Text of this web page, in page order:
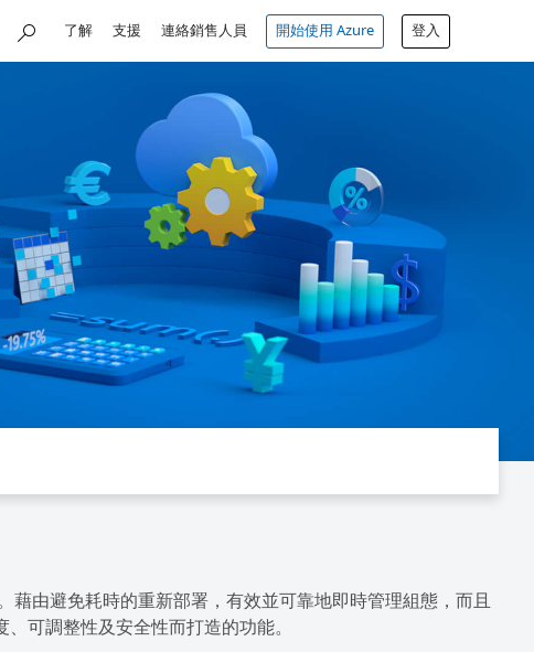
了解 支援 連絡銷售人員 開始使用 Azure 登入
由避免耗時的重新部署，有效並可靠地即時管理組態，而且
可調整性及安全性而打造的功能。